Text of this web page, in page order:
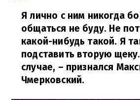
Я лично с ним никогда
общаться не буду. Не
какой-нибудь такой. Я
подставить вторую
случае, – признался
Чмерковский.